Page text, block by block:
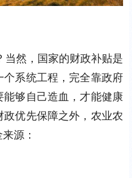
当然，国家的财政补贴是
系统工程，完全靠政府
够自己造血，才能健康
优先保障之外，农业农
源：